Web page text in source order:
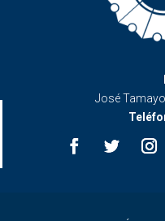
José